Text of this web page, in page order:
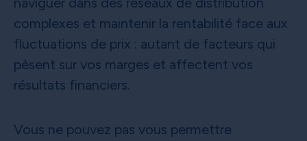
complexes et maintenir la rentabilité face aux
fluctuations de prix : autant de facteurs qui
pèsent sur vos marges et affectent vos
résultats financiers.
Vous ne pouvez pas vous permettre